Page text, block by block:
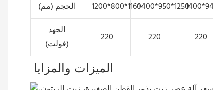
الحجم (مم) 1200*800*11601400*950*1250
الجهد
(فولت)
220 220 220
الميزات والمزايا